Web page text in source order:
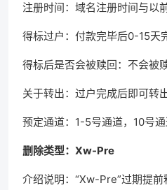
注册时间：域名注册时间与以
得标过户：付款完毕后0-15天
得标后是否会被赎回：不会被
关于转出：过户完成后即可转
预定通道：1-5号通道，10号
删除类型：Xw-Pre
介绍说明：“Xw-Pre”过期提